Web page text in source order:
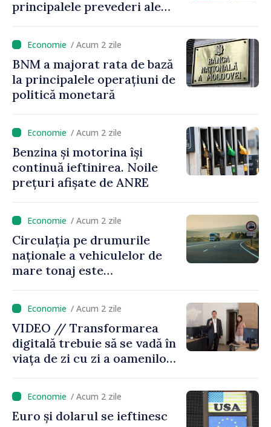
principalele prevederi ale
2027
/ Acum 2 zile
BNM a majorat rata de bază
la principalele operațiuni de
politică monetară
/ Acum 2 zile
Benzina și motorina își
continuă ieftinirea. Noile
prețuri afișate de ANRE
/ Acum 2 zile
Circulația pe drumurile
naționale a vehiculelor de
mare tonaj este
caniculă
/ Acum 2 zile
VIDEO // Transformarea
digitală trebuie să se vadă în
viața de zi cu zi a oamenilor
funcționează economia:
premierul Vasile Tofan, în
vizită la AGE
/ Acum 2 zile
Euro și dolarul se ieftinesc